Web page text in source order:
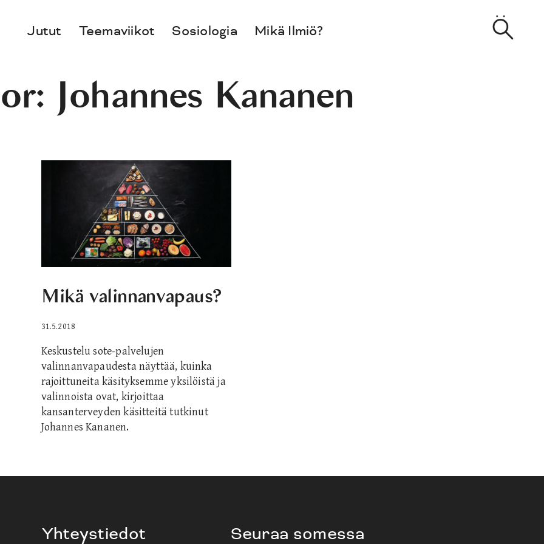
Jutut Teemaviikot Sosiologia Mikä Ilmiö?
Johannes Kananen
Mikä valinnanvapaus?
31.5.2018
Keskustelu sote-palvelujen
valinnanvapaudesta näyttää, kuinka
rajoittuneita käsityksemme yksilöistä ja
valinnoista ovat, kirjoittaa
kansanterveyden käsitteitä tutkinut
Johannes Kananen.
Yhteystiedot Seuraa somessa